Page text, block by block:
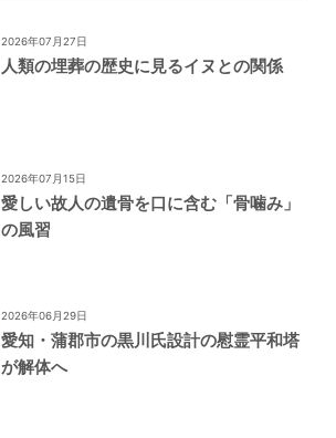
2026年07月27日
人類の埋葬の歴史に見るイヌとの関係
2026年07月15日
愛しい故人の遺骨を口に含む「骨噛み」
の風習
2026年06月29日
愛知・蒲郡市の黒川氏設計の慰霊平和塔
が解体へ